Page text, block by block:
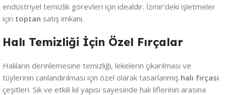
endüstriyel temizlik görevleri için idealdir. İzmir’deki işletmeler
için toptan satış imkanı.
Halı Temizliği İçin Özel Fırçalar
Halıların derinlemesine temizliği, lekelerin çıkarılması ve
tüylerinin canlandırılması için özel olarak tasarlanmış halı fırçası
çeşitleri. Sık ve etkili kıl yapısı sayesinde halı liflerinin arasına